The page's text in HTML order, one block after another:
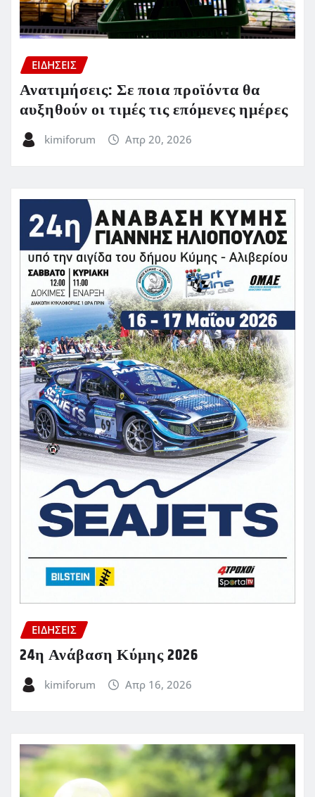
ΕΙΔΗΣΕΙΣ
Ανατιμήσεις: Σε ποια προϊόντα θα
αυξηθούν οι τιμές τις επόμενες ημέρες
kimiforum Απρ 20, 2026
ΕΙΔΗΣΕΙΣ
24η Ανάβαση Κύμης 2026
kimiforum Απρ 16, 2026